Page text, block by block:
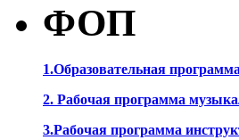
ФОП
1.Образовательная
2. Рабочая программа
3.Рабочая программа